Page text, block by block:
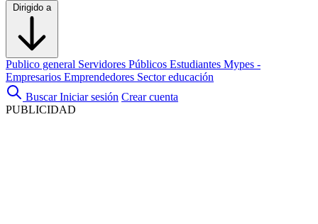
Dirigido a
Publico general Servidores Públicos Estudiantes Mypes -
Empresarios Emprendedores Sector educación
Buscar Iniciar sesión Crear cuenta
PUBLICIDAD